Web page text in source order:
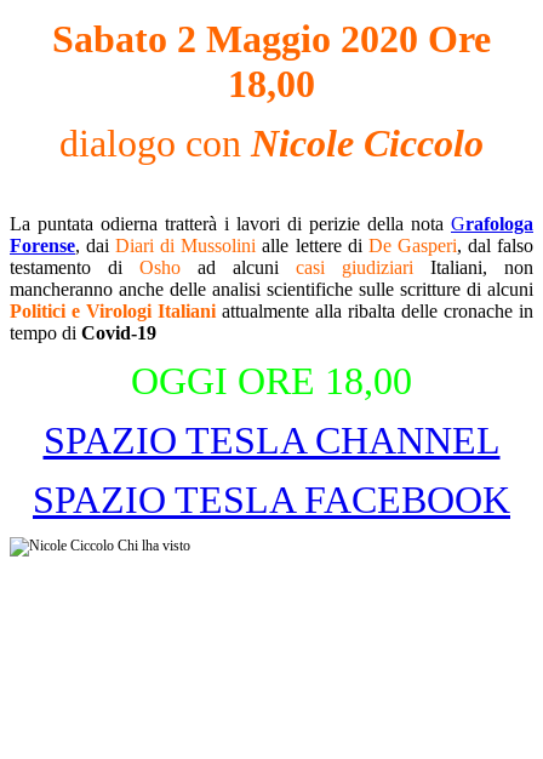
Sabato 2 Maggio 2020 Ore
18,00
dialogo con Nicole Ciccolo
La puntata odierna tratterà i lavori di perizie della nota Grafologa
Forense, daiDiari di Mussolini alle lettere di De Gasperi, dal falso
testamento di Osho ad alcuni casi giudiziari Italiani, non
mancheranno anche delle analisi scientifiche sulle scritture di alcuni
Politici e Virologi Italiani attualmente alla ribalta delle cronache in
tempo di Covid-19
OGGI ORE 18,00
SPAZIO TESLA CHANNEL
SPAZIO TESLA FACEBOOK